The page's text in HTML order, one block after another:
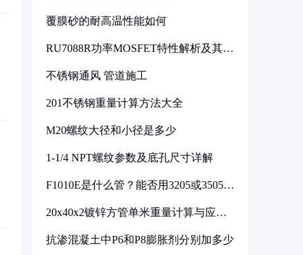
覆膜砂的耐高温性能如何
RU7088R功率MOSFET特性解析及其在
不锈钢通风 管道施工
201不锈钢重量计算方法大全
M20螺纹大径和小径是多少
1-1/4 NPT螺纹参数及底孔尺寸详解
F1010E是什么管？能否用3205或3505代
20x40x2镀锌方管单米重量计算与应用
抗渗混凝土中P6和P8膨胀剂分别加多少